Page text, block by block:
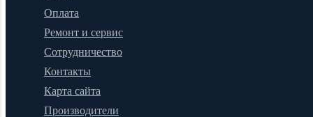
Оплата
Ремонт и сервис
Сотрудничество
Контакты
Карта сайта
Производители